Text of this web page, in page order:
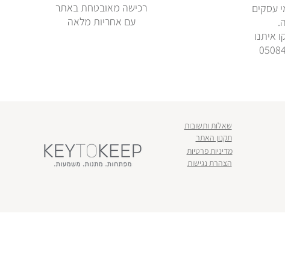
רכישה מאובטחת באתר
עם אחריות מלאה
2-5 ימי עסקים
איתנו
שאלות ותשובות
תקנון האתר
מדיניות פרטיות
הצהרת נגישות